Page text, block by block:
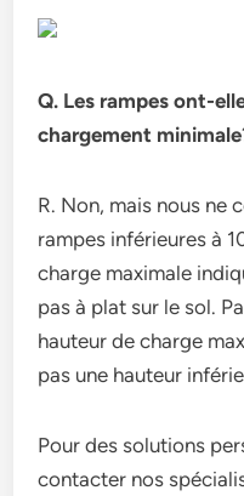
Q. Les rampes ont-
chargement
R. Non, mais nous ne
rampes inférieures à
charge maximale
pas à plat sur le sol.
hauteur de charge
pas une hauteur
Pour des solutions
contacter nos